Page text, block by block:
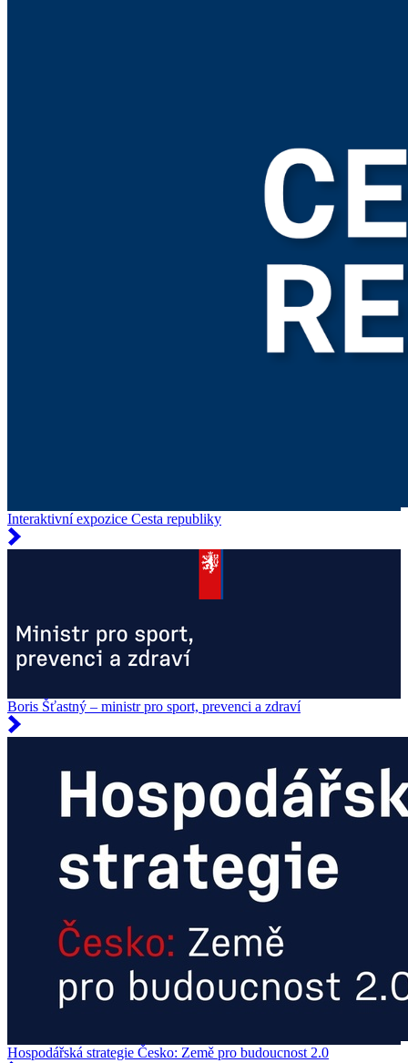
Interaktivní expozice Cesta republiky
Boris Šťastný – ministr pro sport, prevenci a zdraví
Hospodářská strategie Česko: Země pro budoucnost 2.0